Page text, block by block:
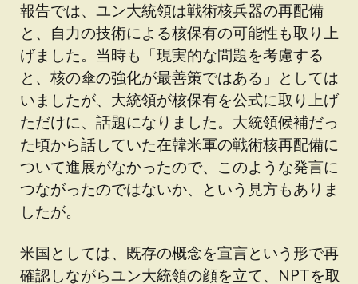
報告では、ユン大統領は戦術核兵器の再配備
と、自力の技術による核保有の可能性も取り上
げました。当時も「現実的な問題を考慮する
と、核の傘の強化が最善策ではある」としては
いましたが、大統領が核保有を公式に取り上げ
ただけに、話題になりました。大統領候補だっ
た頃から話していた在韓米軍の戦術核再配備に
ついて進展がなかったので、このような発言に
つながったのではないか、という見方もありま
したが。
米国としては、既存の概念を宣言という形で再
確認しながらユン大統領の顔を立て、NPTを取